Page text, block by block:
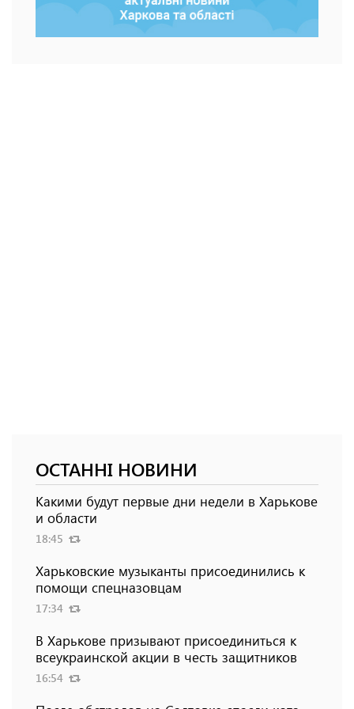
ОСТАННІ НОВИНИ
Какими будут первые дни недели в Харькове
и области
18:45
Харьковские музыканты присоединились к
помощи спецназовцам
17:34
В Харькове призывают присоединиться к
всеукраинской акции в честь защитников
16:54